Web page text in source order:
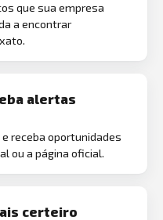
que sua empresa
a encontrar
alertas
receba oportunidades
ou a página oficial.
certeiro